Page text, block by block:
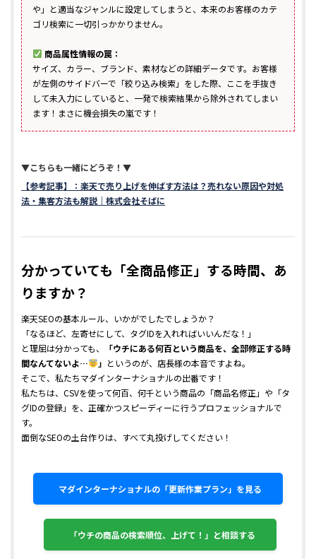
や」と適当なジャンルに設定してしまうと、本来のお客様のカテ
ゴリ検索に一切引っかかりません。
商品属性情報の罠：
サイズ、カラー、ブランド、素材などの詳細データです。お客様
が左側のサイドバーで「絞り込み検索」をした際、ここを手抜き
して未入力にしていると、一発で検索結果から除外されてしまい
ます！まさに機会損失の嵐です！
▼こちらも一緒にどうぞ！▼
【参考記事】：楽天で売り上げを伸ばす方法は？売れない原因や対処
法・集客方法も解説｜株式会社そばに
分かっていても「全商品修正」する時間、あ
りますか？
楽天SEOの基本ルール、いかがでしたでしょうか？
「なるほど、左寄せにして、タグIDを入れればいいんだな！」
と理屈は分かっても、
「ウチにある何百という商品を、全部修正する時
間なんてないよ…
」 というのが、店長様の本音ですよね。
そこで、私たちマダインターナショナルの出番です！
私たちは、CSVを使って何百、何千という商品の「商品名修正」や「タ
グIDの登録」を、正確かつスピーディーに行うプロフェッショナルで
す。
面倒なSEOの土台作りは、すべて丸投げしてください！
マダインターナショナルの「更新作業プラン」を見る
「ウチの商品の検索順位、上げて！」と相談する